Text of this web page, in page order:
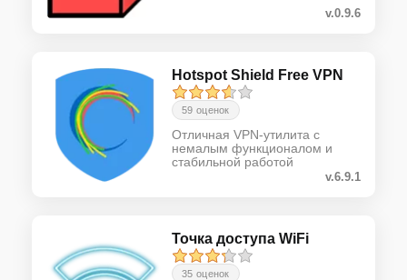
v.0.9.6
Hotspot Shield Free VPN
59 оценок
Отличная VPN-утилита с
немалым функционалом и
стабильной работой
v.6.9.1
Точка доступа WiFi
35 оценок